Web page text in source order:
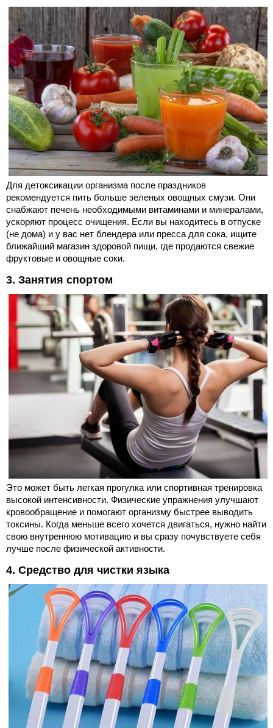
Для детоксикации организма после праздников
рекомендуется пить больше зеленых овощных смузи. Они
снабжают печень необходимыми витаминами и минералами,
ускоряют процесс очищения. Если вы находитесь в отпуске
(не дома) и у вас нет блендера или пресса для сока, ищите
ближайший магазин здоровой пищи, где продаются свежие
фруктовые и овощные соки.
3. Занятия спортом
Это может быть легкая прогулка или спортивная тренировка
высокой интенсивности. Физические упражнения улучшают
кровообращение и помогают организму быстрее выводить
токсины. Когда меньше всего хочется двигаться, нужно найти
свою внутреннюю мотивацию и вы сразу почувствуете себя
лучше после физической активности.
4. Средство для чистки языка